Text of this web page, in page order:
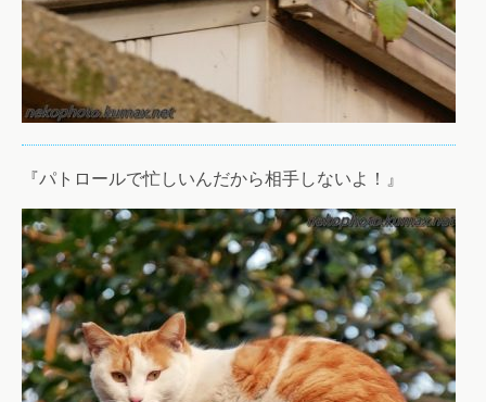
『パトロールで忙しいんだから相手しないよ！』